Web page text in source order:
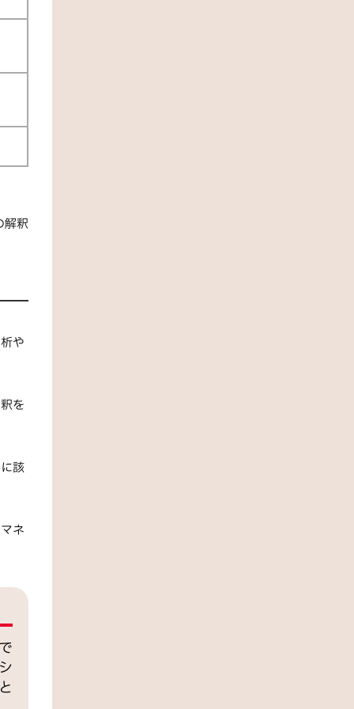
解釈
や
を
該
ネ